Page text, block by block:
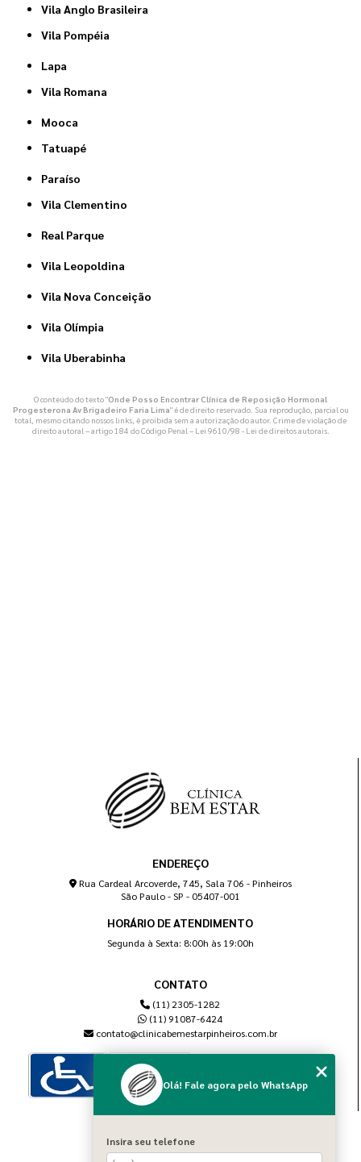
Vila Anglo Brasileira
Vila Pompéia
Lapa
Vila Romana
Mooca
Tatuapé
Paraíso
Vila Clementino
Real Parque
Vila Leopoldina
Vila Nova Conceição
Vila Olímpia
Vila Uberabinha
O conteúdo do texto "Onde Posso Encontrar Clínica de Reposição Hormonal
Progesterona Av Brigadeiro Faria Lima" é de direito reservado. Sua reprodução, parcial ou
total, mesmo citando nossos links, é proibida sem a autorização do autor. Crime de violação de
direito autoral – artigo 184 do Código Penal – Lei 9610/98 - Lei de direitos autorais.
ENDEREÇO
Rua Cardeal Arcoverde, 745, Sala 706 - Pinheiros
São Paulo - SP - 05407-001
HORÁRIO DE ATENDIMENTO
Segunda à Sexta: 8:00h às 19:00h
CONTATO
(11) 2305-1282
(11) 91087-6424
contato@clinicabemestarpinheiros.com.br
Home
Olá! Fale agora pelo WhatsApp
Insira seu telefone